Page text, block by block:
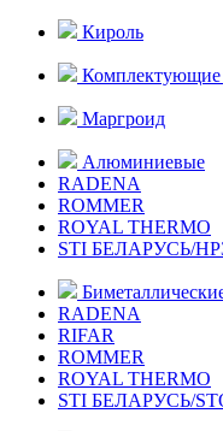
Кироль
Комплектующие
Маргроид
Алюминиевые
RADENA
ROMMER
ROYAL THERMO
STI БЕЛАРУСЬ/
RADENA
RIFAR
ROMMER
ROYAL THERMO
STI БЕЛАРУСЬ/